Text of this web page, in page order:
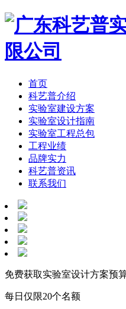
首页
科艺普介绍
实验室建设方案
实验室设计指南
实验室工程总包
工程业绩
品牌实力
科艺普资讯
联系我们
免费获取实验室设计方案预
每日仅限20个名额